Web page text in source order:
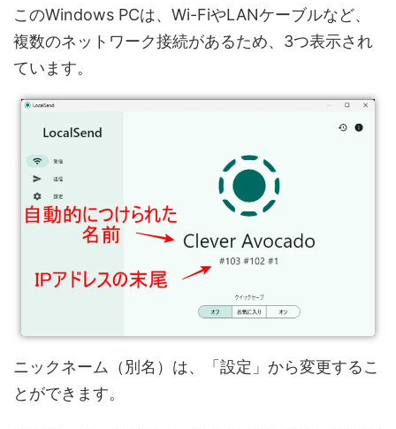
このWindows PCは、Wi-FiやLANケーブルなど、
複数のネットワーク接続があるため、3つ表示され
ています。
ニックネーム（別名）は、「設定」から変更するこ
とができます。